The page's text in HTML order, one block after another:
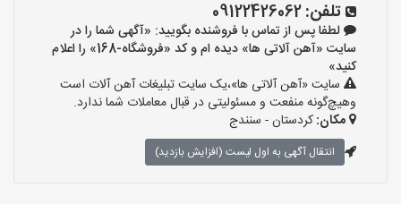
تلفن:09122426062
لطفا پس از تماس با فروشنده بگویید: «آگهی شما را در
سایت «آهن آلاتی ها» دیده ام و کد «فروشگاه-168» را اعلام
کنید»
سایت «آهن آلاتی ها»،یک سایت تبلیغات آهن آلات است
وهیچ‌گونه منفعت و مسئولیتی در قبال معاملات شما ندارد.
مکان:کردستان - سنندج
انتقال آگهی به اول لیست (افزایش بازدید)